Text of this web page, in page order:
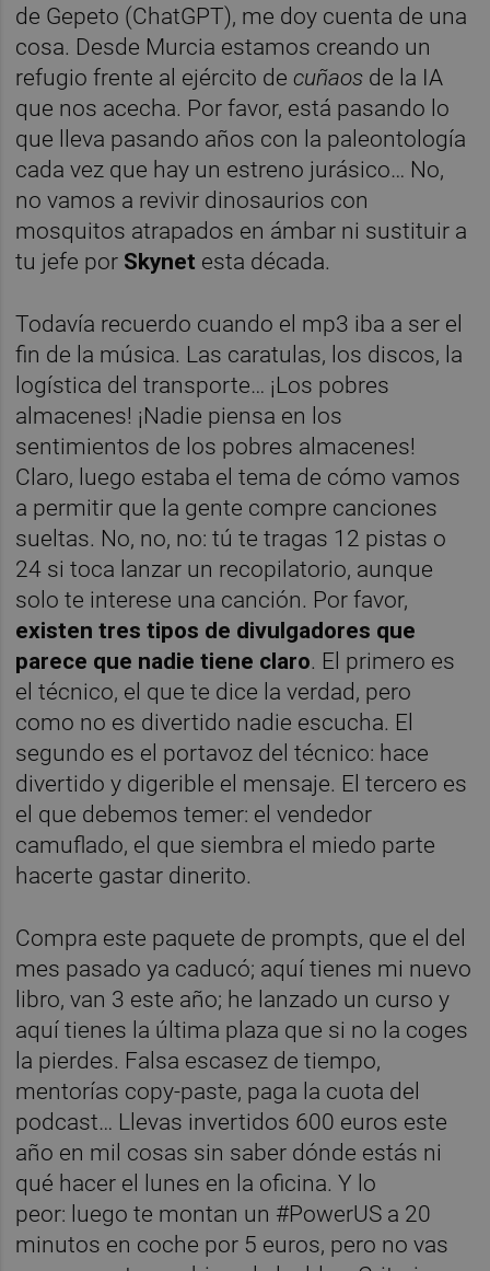
de Gepeto (ChatGPT), me doy cuenta de una
cosa. Desde Murcia estamos creando un
refugio frente al ejército decuñaos de la IA
que nos acecha. Por favor, está pasando lo
que lleva pasando años con la paleontología
cada vez que hay un estreno jurásico… No,
no vamos a revivir dinosaurios con
mosquitos atrapados en ámbar ni sustituir a
tu jefe por Skynet esta década.
Todavía recuerdo cuando el mp3 iba a ser el
fin de la música. Las caratulas, los discos, la
logística del transporte… ¡Los pobres
almacenes! ¡Nadie piensa en los
sentimientos de los pobres almacenes!
Claro, luego estaba el tema de cómo vamos
a permitir que la gente compre canciones
sueltas. No, no, no: tú te tragas 12 pistas o
24 si toca lanzar un recopilatorio, aunque
solo te interese una canción. Por favor,
existen tres tipos de divulgadores que
parece que nadie tiene claro. El primero es
el técnico, el que te dice la verdad, pero
como no es divertido nadie escucha. El
segundo es el portavoz del técnico: hace
divertido y digerible el mensaje. El tercero es
el que debemos temer: el vendedor
camuflado, el que siembra el miedo parte
hacerte gastar dinerito.
Compra este paquete de prompts, que el del
mes pasado ya caducó; aquí tienes mi nuevo
libro, van 3 este año; he lanzado un curso y
aquí tienes la última plaza que si no la coges
la pierdes. Falsa escasez de tiempo,
mentorías copy-paste, paga la cuota del
podcast… Llevas invertidos 600 euros este
año en mil cosas sin saber dónde estás ni
qué hacer el lunes en la oficina. Y lo
peor: luego te montan un #PowerUS a 20
minutos en coche por 5 euros, pero no vas